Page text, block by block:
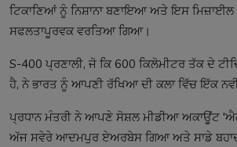
ਟਿਕਾਣਿਆਂ ਨੂੰ ਨਿਸ਼ਾਨਾ ਬਣਾਇਆ ਅਤੇ ਇਸ ਮਿਜ਼ਾਈਲ
ਸਫਲਤਾਪੂਰਵਕ ਵਰਤਿਆ ਗਿਆ।
S-400 ਪ੍ਰਣਾਲੀ, ਜੋ ਕਿ 600 ਕਿਲੋਮੀਟਰ ਤੱਕ ਦੇ
ਹੈ, ਨੇ ਭਾਰਤ ਨੂੰ ਆਪਣੀ ਰੱਖਿਆ ਦੀ ਕਲਾ ਵਿੱਚ ਇੱਕ
ਪ੍ਰਧਾਨ ਮੰਤਰੀ ਨੇ ਆਪਣੇ ਸੋਸ਼ਲ ਮੀਡੀਆ ਅਕਾਊਂਟ
ਅੱਜ ਸਵੇਰੇ ਆਦਮਪੁਰ ਏਅਰਬੇਸ ਗਿਆ ਅਤੇ ਸਾਡੇ